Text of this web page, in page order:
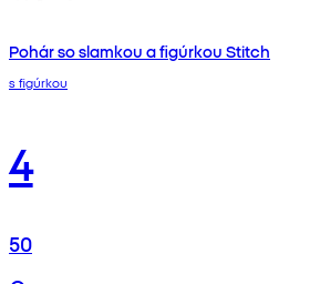
Pohár so slamkou a figúrkou Stitch
s figúrkou
4
50